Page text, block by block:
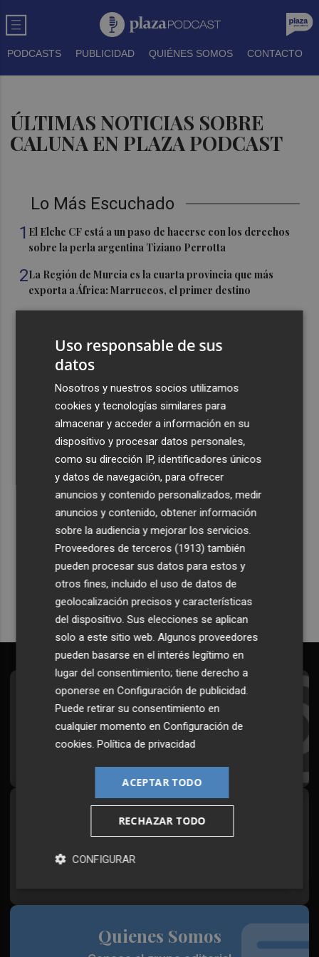
PODCASTS PUBLICIDAD QUIÉNES SOMOS CONTACTO
ÚLTIMAS NOTICIAS SOBRE
CALUNA EN PLAZA PODCAST
Lo Más Escuchado
1 El Elche CF está a un paso de hacerse con los derechos
sobre la perla argentina Tiziano Perrotta
2La Región de Murcia es la cuarta provincia que más
exporta a África: Marruecos, el primer destino
La Todolella recibe 340.000 euros del Consell para
El Xixo Xixero llena de tradición y ambiente la Playa
Casablanca de Almenara
Recibe toda la actualidad de
Plaza Podcast en tu correo
Quiero suscribirme
Suscríbete al Boletín
Todos los días a primera hora en tu email
Síguenos en redes
Plaza Podcast, desde cualquier medio
Quienes Somos
Uso responsable de sus
datos
Nosotros y nuestros socios utilizamos
cookies y tecnologías similares para
almacenar y acceder a información en su
dispositivo y procesar datos personales,
como su dirección IP, identificadores únicos
y datos de navegación, para ofrecer
anuncios y contenido personalizados, medir
anuncios y contenido, obtener información
sobre la audiencia y mejorar los servicios.
Proveedores de terceros (1913) también
pueden procesar sus datos para estos y
otros fines, incluido el uso de datos de
geolocalización precisos y características
del dispositivo. Sus elecciones se aplican
solo a este sitio web. Algunos proveedores
pueden basarse en el interés legítimo en
lugar del consentimiento; tiene derecho a
oponerse enConfiguración de publicidad
Puede retirar su consentimiento en
cualquier momento enConfiguración de
cookies .Política de privacidad
ACEPTAR TODO
RECHAZAR TODO
CONFIGURAR